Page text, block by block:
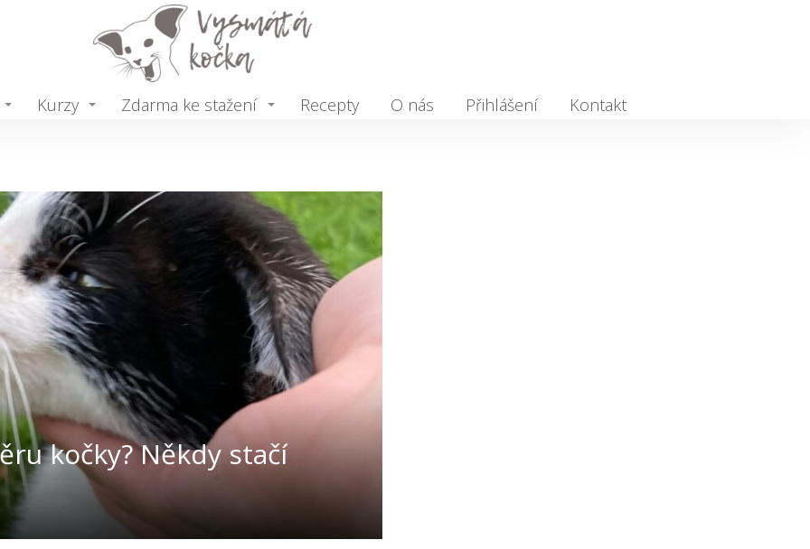
Kurzy Zdarma ke stažení Recepty O nás Přihlášení Kontakt
kočky? Někdy stačí